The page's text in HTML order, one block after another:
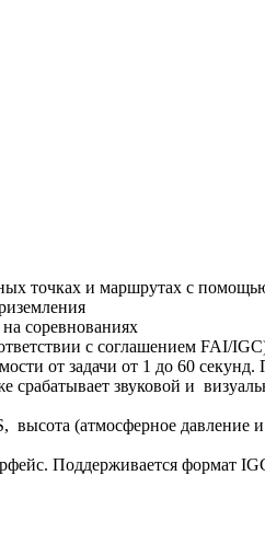
точках и маршрутах с
соревнованиях
с соглашением FAI/
от задачи от 1 до 60
срабатывает звуковой и
(атмосферное давление
Поддерживается формат